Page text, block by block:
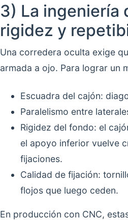
3) La ingeniería
rigidez y
Una corredera oculta exige
armada a ojo. Para lograr un
Escuadra del cajón:
Paralelismo entre
Rigidez del fondo: el
el apoyo inferior vuelve
fijaciones.
Calidad de fijación:
flojos que luego ceden.
En producción con CNC,